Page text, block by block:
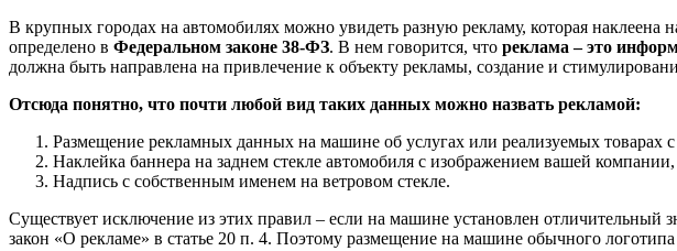
В крупных городах на автомобилях можно увидеть разную рекламу, которая наклеена
определено в Федеральном законе 38-ФЗ. В нем говорится, что реклама – это
должна быть направлена на привлечение к объекту рекламы, создание и
Отсюда понятно, что почти любой вид таких данных можно назвать рекламой:
Размещение рекламных данных на машине об услугах или реализуемых товарах с
Наклейка баннера на заднем стекле автомобиля с изображением вашей компании,
Надпись с собственным именем на ветровом стекле.
Существует исключение из этих правил – если на машине установлен
закон «О рекламе» в статье 20 п. 4. Поэтому размещение на машине обычного